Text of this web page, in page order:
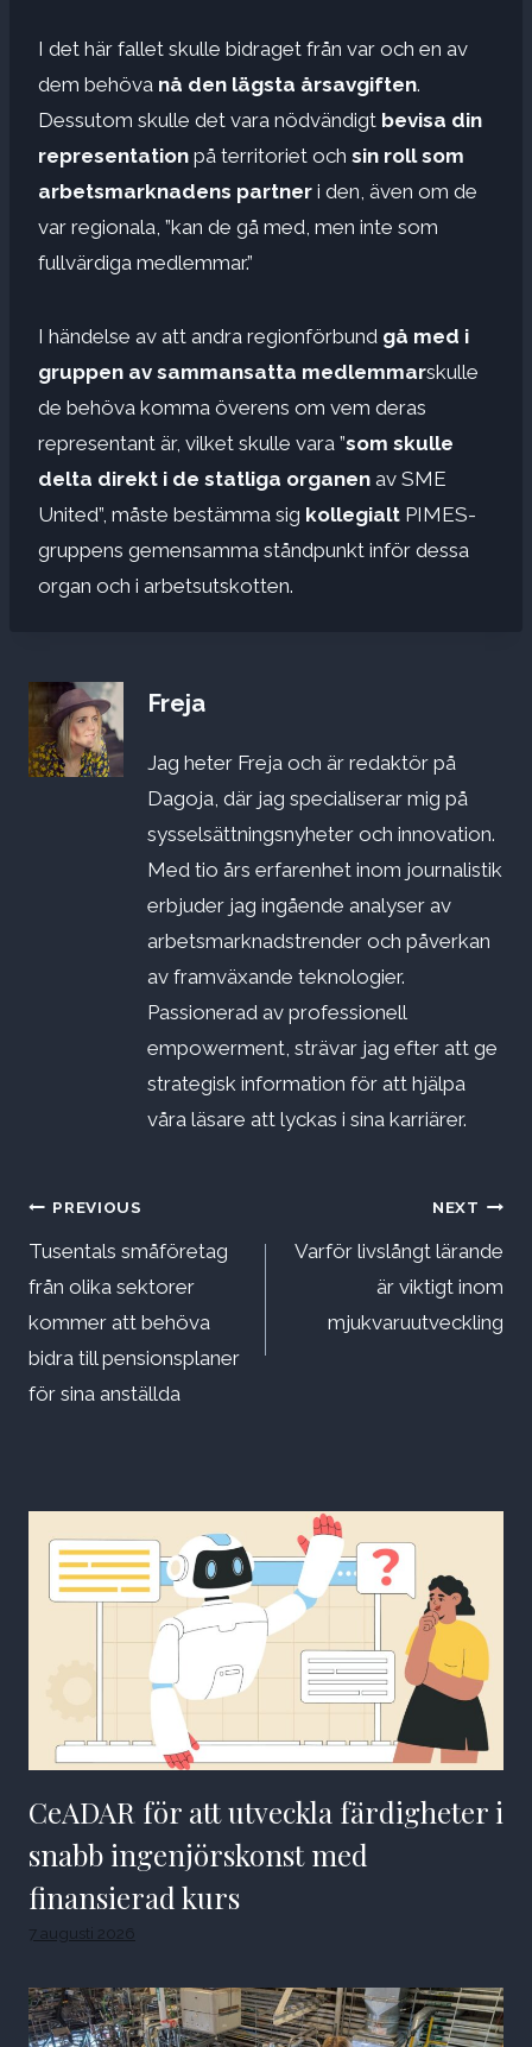
I det här fallet skulle bidraget från var och en av
dem behöva nå den lägsta årsavgiften.
Dessutom skulle det vara nödvändigt bevisa din
representation på territoriet och sin roll som
arbetsmarknadens partner i den, även om de
var regionala, ”kan de gå med, men inte som
fullvärdiga medlemmar.”
I händelse av att andra regionförbund gå med i
gruppen av sammansatta medlemmarskulle
de behöva komma överens om vem deras
representant är, vilket skulle vara ”som skulle
delta direkt i de statliga organen av SME
United”, måste bestämma sig kollegialt PIMES-
gruppens gemensamma ståndpunkt inför dessa
organ och i arbetsutskotten.
Freja
Jag heter Freja och är redaktör på
Dagoja, där jag specialiserar mig på
sysselsättningsnyheter och innovation.
Med tio års erfarenhet inom journalistik
erbjuder jag ingående analyser av
arbetsmarknadstrender och påverkan
av framväxande teknologier.
Passionerad av professionell
empowerment, strävar jag efter att ge
strategisk information för att hjälpa
våra läsare att lyckas i sina karriärer.
Inläggsnavigering
PREVIOUS
Tusentals småföretag
från olika sektorer
kommer att behöva
bidra till pensionsplaner
för sina anställda
NEXT
Varför livslångt lärande
är viktigt inom
mjukvaruutveckling
CeADAR för att utveckla färdigheter i
snabb ingenjörskonst med
finansierad kurs
7 augusti 2026